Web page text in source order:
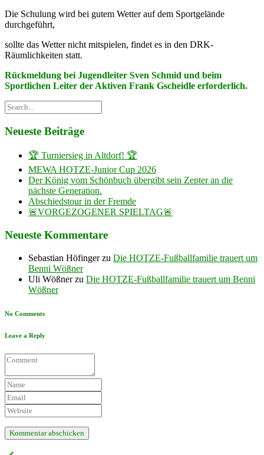
Die Schulung wird bei gutem Wetter auf dem Sportgelände
durchgeführt,
sollte das Wetter nicht mitspielen, findet es in den DRK-
Räumlichkeiten statt.
Rückmeldung bei Jugendleiter Sven Schmid und beim
Sportlichen Leiter der Aktiven Frank Gscheidle erforderlich.
Neueste Beiträge
🏆 Turniersieg in Altdorf! 🏆
MEWA HOTZE-Junior Cup 2026
Der König vom Schönbuch übergibt sein Zepter an die
nächste Generation.
Abschiedstour in der Fremde
🚨VORGEZOGENER SPIELTAG🚨
Neueste Kommentare
Sebastian Höfingerzu Die HOTZE-Fußballfamilie trauert um
Benni Wößner
Uli Wößnerzu Die HOTZE-Fußballfamilie trauert um Benni
Wößner
No Comments
Leave a Reply